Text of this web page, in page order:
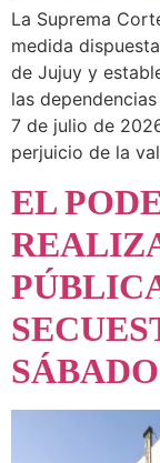
La Suprema
medida
de Jujuy y
las
7 de julio de
perjuicio de la
EL
SÁBADO